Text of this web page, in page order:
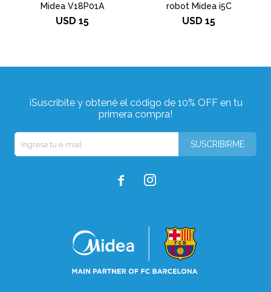
Midea V18P01A
USD 15
robot Midea i5C
USD 15
¡Suscribite y obtené el código de 10% OFF en tu
primera compra!
SUSCRIBIRME
 